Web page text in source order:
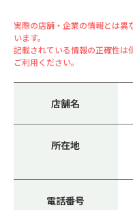
実際の店舗・企業の情報とは
います。
記載されている情報の正確性は
ご利用ください。
店舗名
所在地
電話番号